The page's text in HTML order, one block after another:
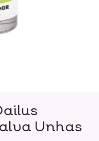
Unhas